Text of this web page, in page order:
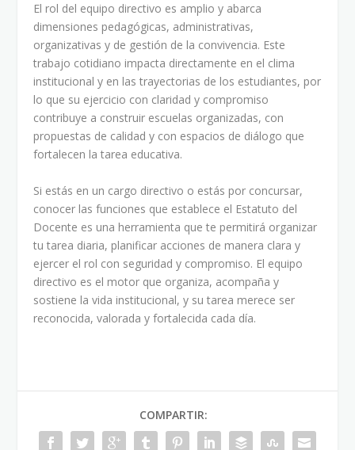
El rol del equipo directivo es amplio y abarca
dimensiones pedagógicas, administrativas,
organizativas y de gestión de la convivencia. Este
trabajo cotidiano impacta directamente en el clima
institucional y en las trayectorias de los estudiantes, por
lo que su ejercicio con claridad y compromiso
contribuye a construir escuelas organizadas, con
propuestas de calidad y con espacios de diálogo que
fortalecen la tarea educativa.
Si estás en un cargo directivo o estás por concursar,
conocer las funciones que establece el Estatuto del
Docente es una herramienta que te permitirá organizar
tu tarea diaria, planificar acciones de manera clara y
ejercer el rol con seguridad y compromiso. El equipo
directivo es el motor que organiza, acompaña y
sostiene la vida institucional, y su tarea merece ser
reconocida, valorada y fortalecida cada día.
COMPARTIR: